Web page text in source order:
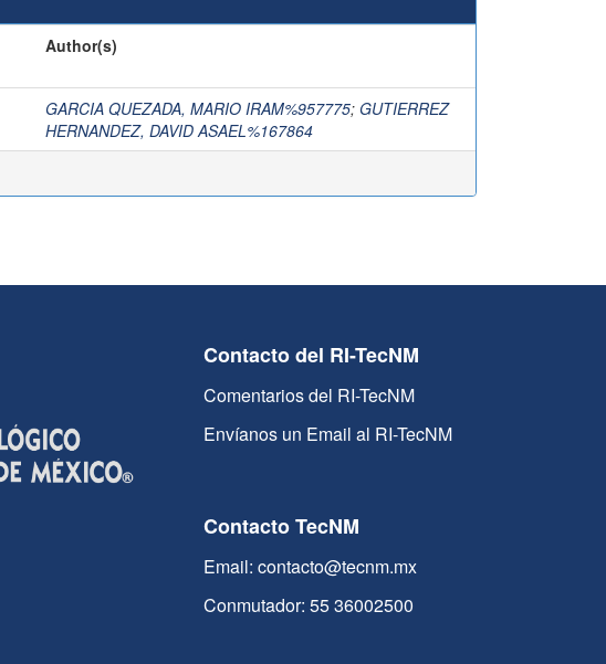
Author(s)
GARCIA QUEZADA, MARIO IRAM%957775; GUTIERREZ
HERNANDEZ, DAVID ASAEL%167864
Contacto del RI-TecNM
Comentarios del RI-TecNM
Envíanos un Email al RI-TecNM
Contacto TecNM
Email: contacto@tecnm.mx
Conmutador: 55 36002500